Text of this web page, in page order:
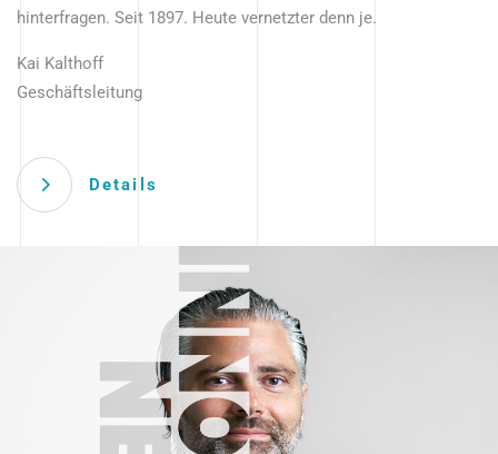
hinterfragen. Seit 1897. Heute vernetzter denn je.
Kai Kalthoff
Geschäftsleitung
Details